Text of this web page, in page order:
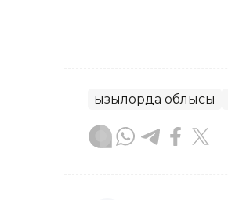
Қызылорда облысы